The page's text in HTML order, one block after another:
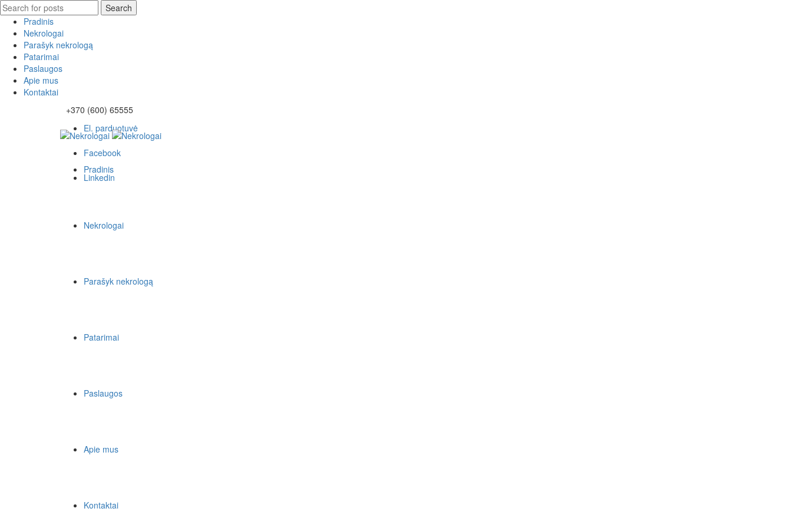
Search
for:
Search
Pradinis
Nekrologai
Parašyk nekrologą
Patarimai
Paslaugos
Apie mus
Kontaktai
+370 (600) 65555
El. parduotuvė
Facebook
Linkedin
Pradinis
Nekrologai
Parašyk nekrologą
Patarimai
Paslaugos
Apie mus
Kontaktai